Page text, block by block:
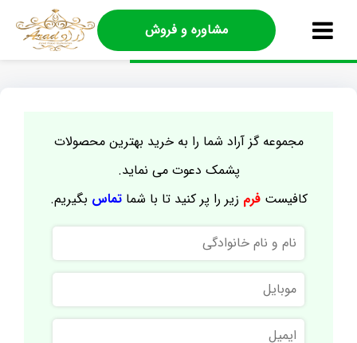
مشاوره و فروش
مجموعه گز آراد شما را به خرید بهترین محصولات
پشمک دعوت می نماید.
کافیستفرم زیر را پر کنید تا با شماتماس بگیریم.
نام
و
نام
خانوادگی
موبایل
ایمیل